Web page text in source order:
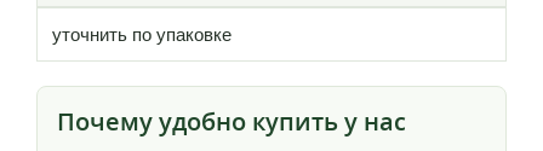
уточнить по упаковке
Почему удобно купить у нас